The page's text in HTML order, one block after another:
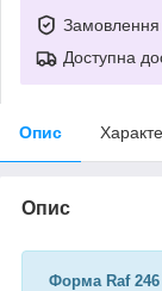
Замовлення
Доступна
Опис
Опис
Форма Raf 246